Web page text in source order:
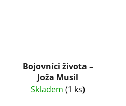
Bojovníci života –
Joža Musil
Skladem (1 ks)